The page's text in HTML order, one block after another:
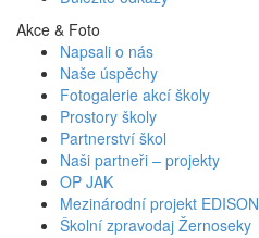
Akce & Foto
Napsali o nás
Naše úspěchy
Fotogalerie akcí školy
Prostory školy
Partnerství škol
Naši partneři – projekty
OP JAK
Mezinárodní projekt EDISON
Školní zpravodaj Žernoseky